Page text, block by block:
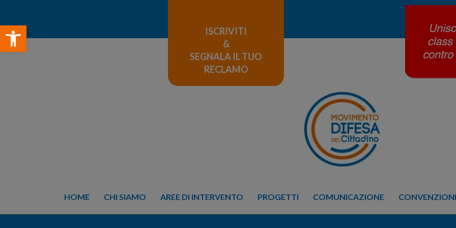
Open toolbar
ISCRIVITI
&
SEGNALA IL TUO
RECLAMO
HOME CHI SIAMO AREE DI INTERVENTO PROGETTI COMUNICAZIONE